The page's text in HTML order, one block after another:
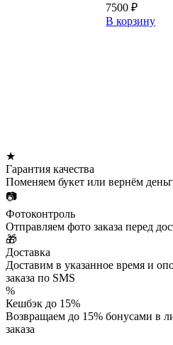
7500₽
В корзину
★
Гарантия качества
Поменяем букет или вернём
📷
Фотоконтроль
Отправляем фото заказа перед
🎁
Доставка
Доставим в указанное время и
заказа по SMS
%
Кешбэк до 15%
Возвращаем до 15% бонусами в
заказа